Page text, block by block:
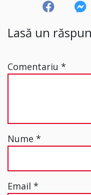
Lasă un
Comentariu *
Nume *
Email *